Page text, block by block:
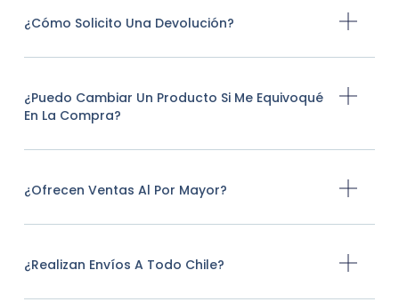
¿Cómo Solicito Una Devolución?
¿Puedo Cambiar Un Producto Si Me Equivoqué
En La Compra?
¿Ofrecen Ventas Al Por Mayor?
¿Realizan Envíos A Todo Chile?